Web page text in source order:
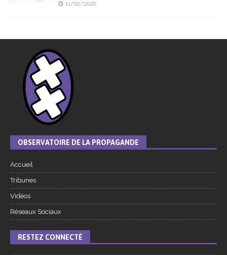
11/02/2026
OBSERVATOIRE DE LA PROPAGANDE
Accueil
Tribunes
Vidéos
Réseaux Sociaux
RESTEZ CONNECTÉ